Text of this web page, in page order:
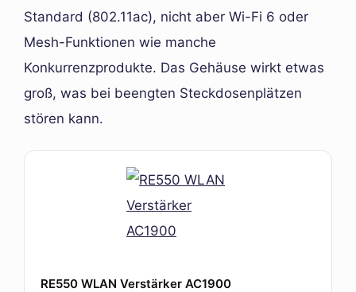
Standard (802.11ac), nicht aber Wi-Fi 6 oder
Mesh-Funktionen wie manche
Konkurrenzprodukte. Das Gehäuse wirkt etwas
groß, was bei beengten Steckdosenplätzen
stören kann.
RE550 WLAN Verstärker AC1900